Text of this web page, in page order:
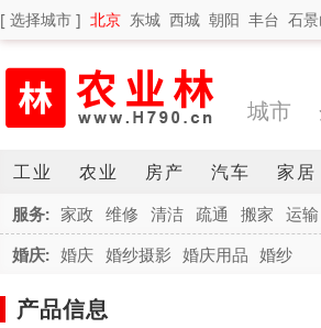
[ 选择城市 ] 北京 东城 西城 朝阳 丰台 石
城市
工业 农业 房产 汽车 家居
服务: 家政 维修 清洁 疏通 搬家 运输
婚庆: 婚庆 婚纱摄影 婚庆用品 婚纱
产品信息